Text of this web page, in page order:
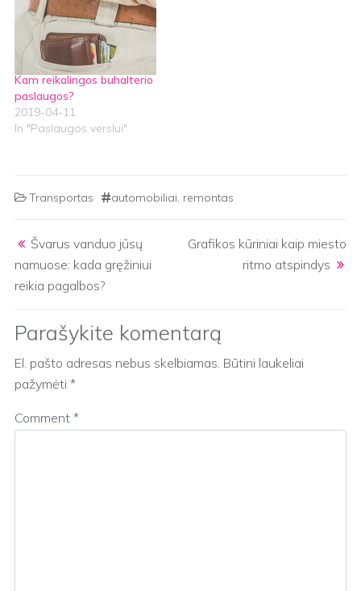
Kam reikalingos buhalterio
paslaugos?
2019-04-11
In "Paslaugos verslui"
Transportas automobiliai, remontas
Post navigation
Švarus vanduo jūsų
namuose: kada gręžiniui
reikia pagalbos?
Grafikos kūriniai kaip miesto
ritmo atspindys
Parašykite komentarą
El. pašto adresas nebus skelbiamas. Būtini laukeliai
pažymėti *
Comment *